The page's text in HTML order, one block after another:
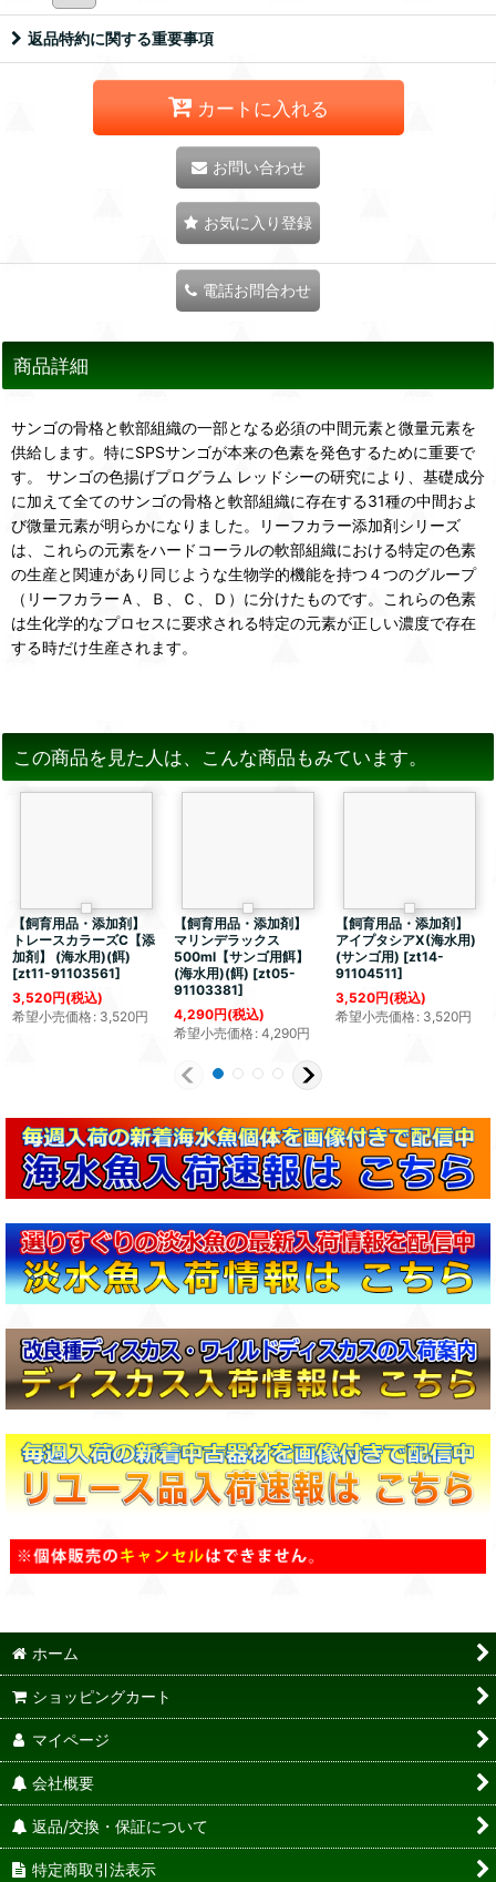
返品特約に関する重要事項
カートに入れる
お問い合わせ
お気に入り登録
電話お問合わせ
商品詳細
サンゴの骨格と軟部組織の一部となる必須の中間元素と微量元素を
供給します。特にSPSサンゴが本来の色素を発色するために重要で
す。 サンゴの色揚げプログラム レッドシーの研究により、基礎成分
に加えて全てのサンゴの骨格と軟部組織に存在する31種の中間およ
び微量元素が明らかになりました。リーフカラー添加剤シリーズ
は、これらの元素をハードコーラルの軟部組織における特定の色素
の生産と関連があり同じような生物学的機能を持つ４つのグループ
（リーフカラーＡ、Ｂ、Ｃ、Ｄ）に分けたものです。これらの色素
は生化学的なプロセスに要求される特定の元素が正しい濃度で存在
する時だけ生産されます。
この商品を見た人は、こんな商品もみています。
【飼育用品・添加剤】
トレースカラーズC【添
加剤】 (海水用)(餌)
[zt11-91103561]
3,520円(税込)
希望小売価格: 3,520円
【飼育用品・添加剤】
マリンデラックス
500ml【サンゴ用餌】
(海水用)(餌) [zt05-
91103381]
4,290円(税込)
希望小売価格: 4,290円
【飼育用品・添加剤】
アイプタシアX(海水用)
(サンゴ用) [zt14-
91104511]
3,520円(税込)
希望小売価格: 3,520円
ホーム
ショッピングカート
マイページ
会社概要
返品/交換・保証について
特定商取引法表示